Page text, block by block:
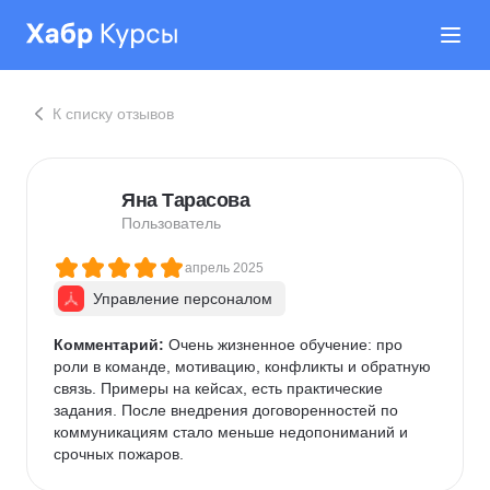
К списку отзывов
Яна Тарасова
Пользователь
апрель 2025
Управление персоналом
Комментарий: Очень жизненное обучение: про
роли в команде, мотивацию, конфликты и обратную
связь. Примеры на кейсах, есть практические
задания. После внедрения договоренностей по
коммуникациям стало меньше недопониманий и
срочных пожаров.